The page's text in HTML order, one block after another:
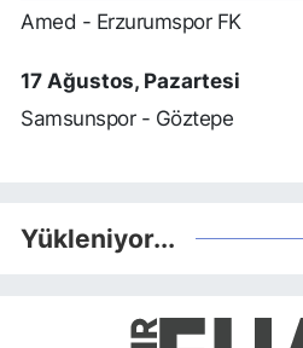
Amed - Erzurumspor FK
17 Ağustos, Pazartesi
Samsunspor - Göztepe
Yükleniyor...